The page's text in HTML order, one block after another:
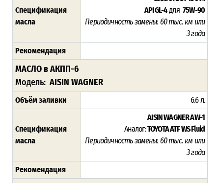
Спецификация
масла
API GL-4для75W-90
Периодичность замены: 60 тыс. км или
3 года
Рекомендация
МАСЛО в АКПП-6
Модель: AISIN WAGNER
Объём заливки 6.6 л.
Спецификация
масла
AISIN WAGNER AW-1
Аналог:TOYOTA ATF WS Fluid
Периодичность замены: 60 тыс. км или
3 года
Рекомендация